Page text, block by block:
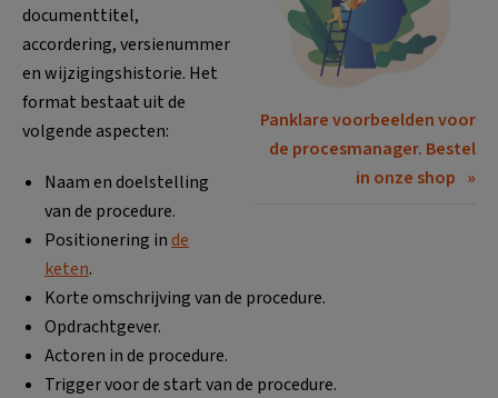
Panklare voorbeelden voor
de procesmanager. Bestel
in onze shop
documenttitel,
accordering, versienummer
en wijzigingshistorie. Het
format bestaat uit de
volgende aspecten:
Naam en doelstelling
van de procedure.
Positionering inde
keten.
Korte omschrijving van de procedure.
Opdrachtgever.
Actoren in de procedure.
Trigger voor de start van de procedure.